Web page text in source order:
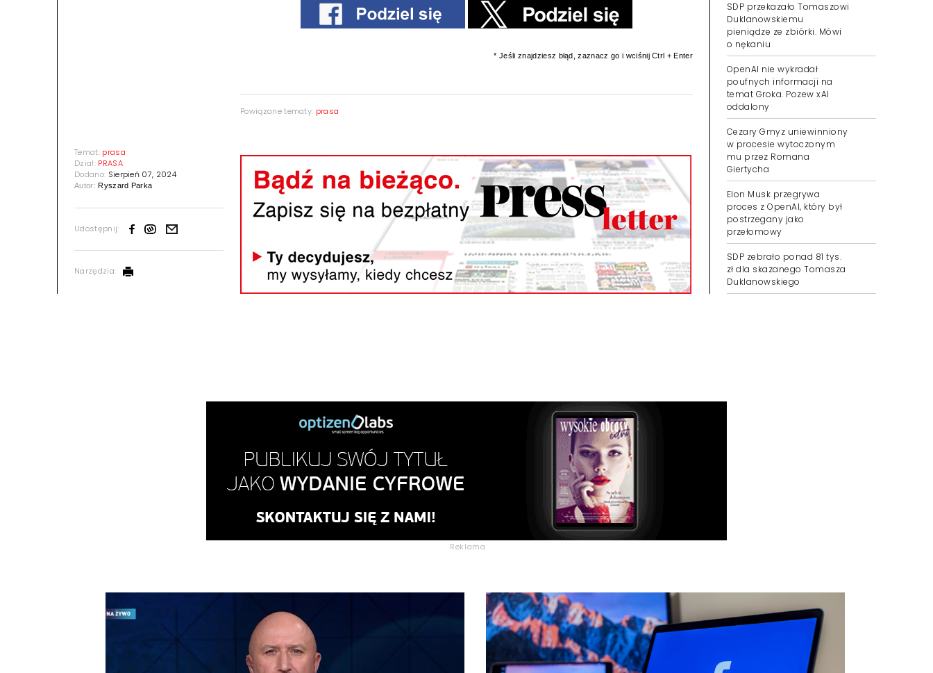
Temat: prasa
Dział: PRASA
Dodano: Sierpień 07, 2024
Autor:Ryszard Parka
Udostępnij:
Narzędzia:
* Jeśli znajdziesz błąd, zaznacz go i wciśnij Ctrl + Enter
Powiązane tematy: prasa
SDP przekazało Tomaszowi
Duklanowskiemu
pieniądze ze zbiórki. Mówi
o nękaniu
OpenAI nie wykradał
poufnych informacji na
temat Groka. Pozew xAI
oddalony
Cezary Gmyz uniewinniony
w procesie wytoczonym
mu przez Romana
Giertycha
Elon Musk przegrywa
proces z OpenAI, który był
postrzegany jako
przełomowy
SDP zebrało ponad 81 tys.
zł dla skazanego Tomasza
Duklanowskiego
Reklama